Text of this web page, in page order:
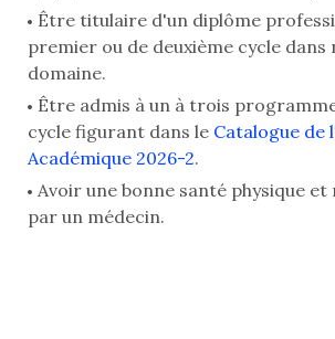
Être titulaire d'un diplôme
premier ou de deuxième cycle
domaine.
Être admis à un à trois
cycle figurant dans le Catalogue de
Académique 2026-2.
Avoir une bonne santé physique
par un médecin.